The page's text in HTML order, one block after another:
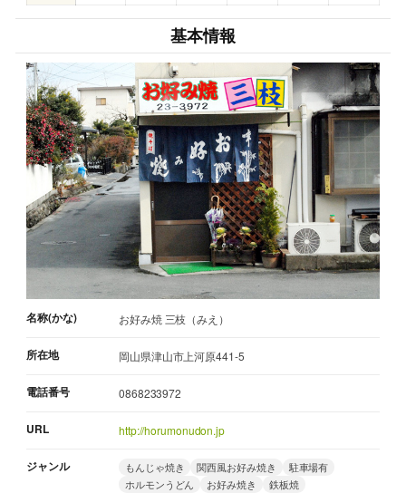
基本情報
名称(かな) お好み焼 三枝（みえ）
所在地 岡山県津山市上河原441-5
電話番号 0868233972
URL http://horumonudon.jp
ジャンル もんじゃ焼き 関西風お好み焼き
駐車場有
ホルモンうどん
お好み焼き
鉄板焼